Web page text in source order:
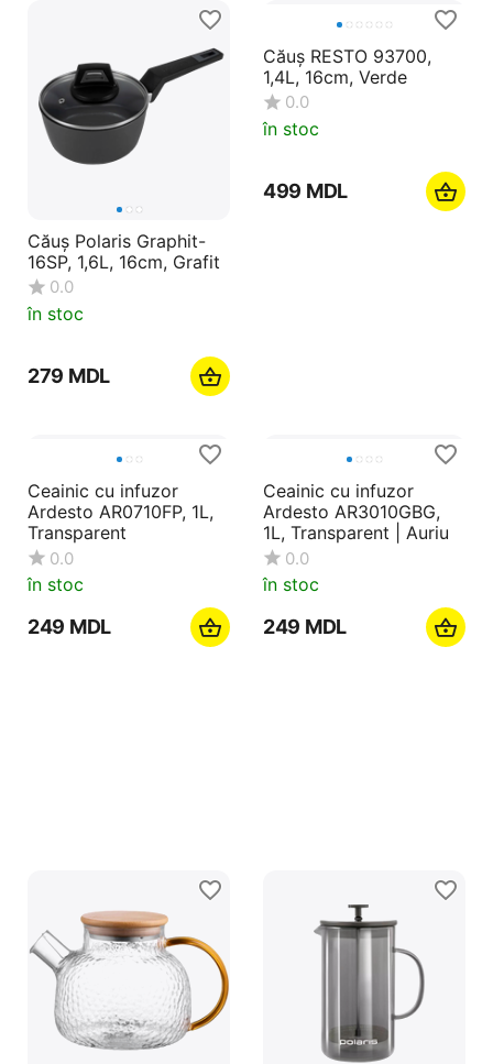
Căuș Polaris Graphit-
16SP, 1,6L, 16cm, Grafit
0.0
în stoc
‍279‍ MDL
Căuș RESTO 93700,
1,4L, 16cm, Verde
0.0
în stoc
‍499‍ MDL
Ceainic cu infuzor
Ardesto AR0710FP, 1L,
Transparent
0.0
în stoc
‍249‍ MDL
Ceainic cu infuzor
Ardesto AR3010GBG,
1L, Transparent | Auriu
0.0
în stoc
‍249‍ MDL